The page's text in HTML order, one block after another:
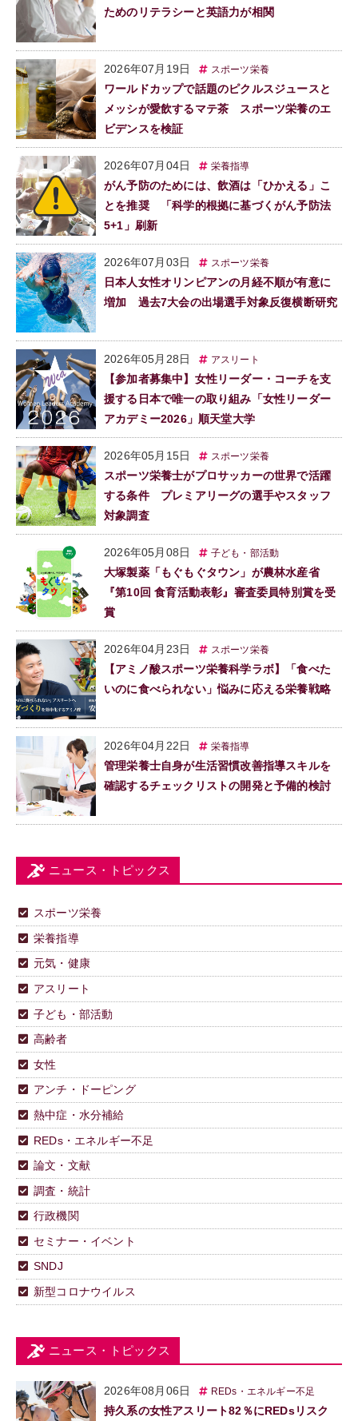
ためのリテラシーと英語力が相関
2026年07月19日 スポーツ栄養
ワールドカップで話題のピクルスジュースと
メッシが愛飲するマテ茶 スポーツ栄養のエ
ビデンスを検証
2026年07月04日 栄養指導
がん予防のためには、飲酒は「ひかえる」こ
とを推奨 「科学的根拠に基づくがん予防法
5+1」刷新
2026年07月03日 スポーツ栄養
日本人女性オリンピアンの月経不順が有意に
増加 過去7大会の出場選手対象反復横断研究
2026年05月28日 アスリート
【参加者募集中】女性リーダー・コーチを支
援する日本で唯一の取り組み「女性リーダー
アカデミー2026」順天堂大学
2026年05月15日 スポーツ栄養
スポーツ栄養士がプロサッカーの世界で活躍
する条件 プレミアリーグの選手やスタッフ
対象調査
2026年05月08日 子ども・部活動
大塚製薬「もぐもぐタウン」が農林水産省
『第10回 食育活動表彰』審査委員特別賞を受
賞
2026年04月23日 スポーツ栄養
【アミノ酸スポーツ栄養科学ラボ】「食べた
いのに食べられない」悩みに応える栄養戦略
2026年04月22日 栄養指導
管理栄養士自身が生活習慣改善指導スキルを
確認するチェックリストの開発と予備的検討
ニュース・トピックス
スポーツ栄養
栄養指導
元気・健康
アスリート
子ども・部活動
高齢者
女性
アンチ・ドーピング
熱中症・水分補給
REDs・エネルギー不足
論文・文献
調査・統計
行政機関
セミナー・イベント
SNDJ
新型コロナウイルス
ニュース・トピックス
2026年08月06日 REDs・エネルギー不足
持久系の女性アスリート82％にREDsリスク